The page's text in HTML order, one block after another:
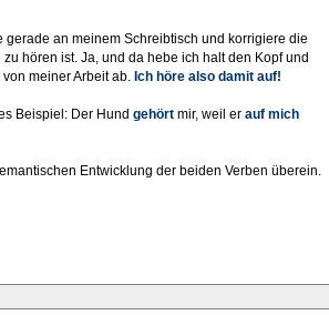
an meinem Schreibtisch und korrigiere die
hören ist. Ja, und da hebe ich halt den Kopf und
meiner Arbeit ab. Ich höre also damit auf!
Beispiel: Der Hund gehört mir, weil er auf mich
Entwicklung der beiden Verben überein.